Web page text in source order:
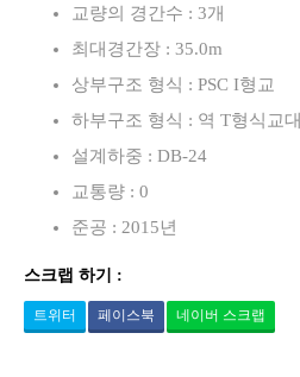
교량의 경간수 : 3개
최대경간장 : 35.0m
상부구조 형식 : PSC I형교
하부구조 형식 : 역 T형식교대
설계하중 : DB-24
교통량 : 0
준공 : 2015년
스크랩 하기 :
트위터 페이스북 네이버 스크랩